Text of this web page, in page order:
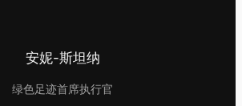
安妮-斯坦纳
绿色足迹首席执行官